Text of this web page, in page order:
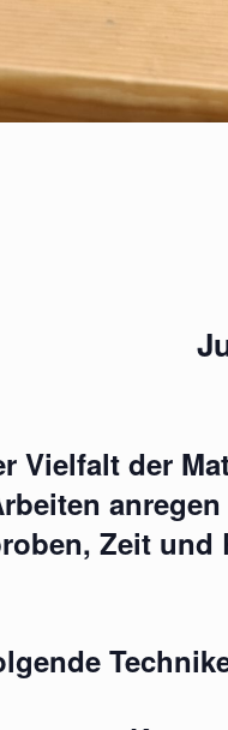
Vielfalt der
Zeit und